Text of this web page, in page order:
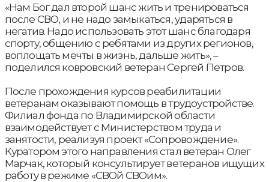
«Нам Бог дал второй шанс жить и тренироваться
после СВО, и не надо замыкаться, ударяться в
негатив. Надо использовать этот шанс благодаря
спорту, общению с ребятами из других регионов,
воплощать мечты в жизнь, дальше жить», –
поделился ковровский ветеран Сергей Петров.
После прохождения курсов реабилитации
ветеранам оказывают помощь в трудоустройстве.
Филиал фонда по Владимирской области
взаимодействует с Министерством труда и
занятости, реализуя проект «Сопровождение».
Куратором этого направления стал ветеран Олег
Марчак, который консультирует ветеранов ищущих
работу в режиме «СВОй СВОим».